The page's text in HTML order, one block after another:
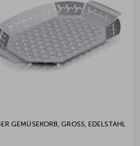
GEMÜSEKORB, GROSS, EDELSTAHL